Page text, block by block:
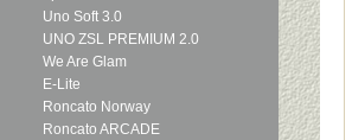
Uno Soft 3.0
UNO ZSL PREMIUM 2.0
We Are Glam
E-Lite
Roncato Norway
Roncato ARCADE